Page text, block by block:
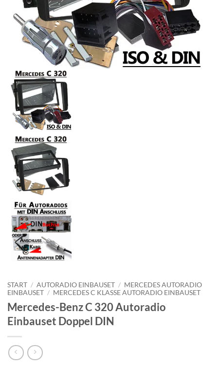
START / AUTORADIO EINBAUSET / MERCEDES AUTORADIO
EINBAUSET / MERCEDES C KLASSE AUTORADIO EINBAUSET
Mercedes-Benz C 320 Autoradio
Einbauset Doppel DIN